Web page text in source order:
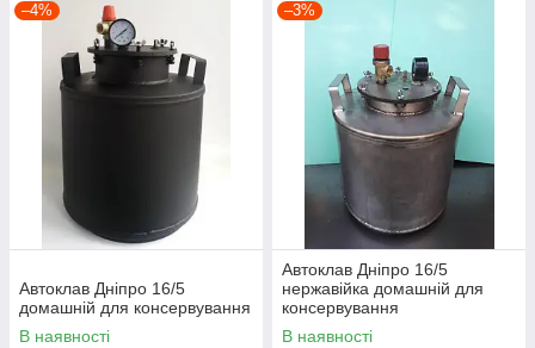
–4%
Автоклав Дніпро 16/5
домашній для консервування
В наявності
–3%
Автоклав Дніпро 16/5
нержавійка домашній для
консервування
В наявності